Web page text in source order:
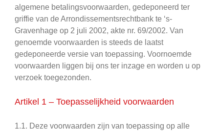
algemene betalingsvoorwaarden, gedeponeerd ter
griffie van de Arrondissementsrechtbank te ‘s-
Gravenhage op 2 juli 2002, akte nr. 69/2002. Van
genoemde voorwaarden is steeds de laatst
gedeponeerde versie van toepassing. Voornoemde
voorwaarden liggen bij ons ter inzage en worden u op
verzoek toegezonden.
Artikel 1 – Toepasselijkheid voorwaarden
1.1. Deze voorwaarden zijn van toepassing op alle